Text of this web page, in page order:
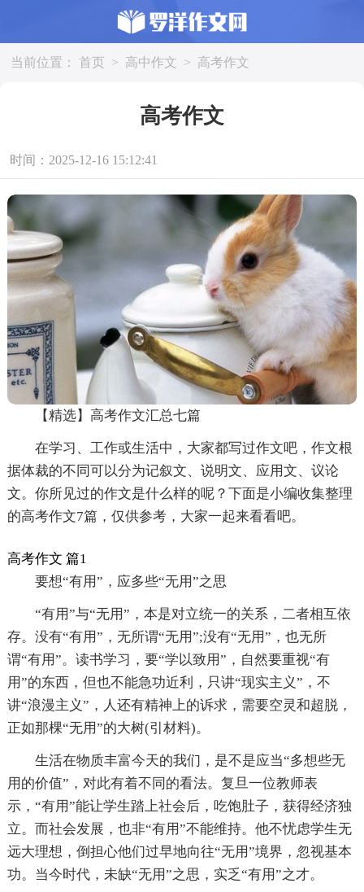
当前位置： 首页 > 高中作文 > 高考作文
高考作文
时间：2025-12-16 15:12:41
【精选】高考作文汇总七篇
在学习、工作或生活中，大家都写过作文吧，作文根
据体裁的不同可以分为记叙文、说明文、应用文、议论
文。你所见过的作文是什么样的呢？下面是小编收集整理
的高考作文7篇，仅供参考，大家一起来看看吧。
高考作文 篇1
要想“有用”，应多些“无用”之思
“有用”与“无用”，本是对立统一的关系，二者相互依
存。没有“有用”，无所谓“无用”;没有“无用”，也无所
谓“有用”。读书学习，要“学以致用”，自然要重视“有
用”的东西，但也不能急功近利，只讲“现实主义”，不
讲“浪漫主义”，人还有精神上的诉求，需要空灵和超脱，
正如那棵“无用”的大树(引材料)。
生活在物质丰富今天的我们，是不是应当“多想些无
用的价值”，对此有着不同的看法。复旦一位教师表
示，“有用”能让学生踏上社会后，吃饱肚子，获得经济独
立。而社会发展，也非“有用”不能维持。他不忧虑学生无
远大理想，倒担心他们过早地向往“无用”境界，忽视基本
功。当今时代，未缺“无用”之思，实乏“有用”之才。